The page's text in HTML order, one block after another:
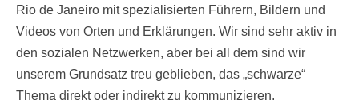
Rio de Janeiro mit spezialisierten Führern, Bildern und
Videos von Orten und Erklärungen. Wir sind sehr aktiv in
den sozialen Netzwerken, aber bei all dem sind wir
unserem Grundsatz treu geblieben, das „schwarze“
Thema direkt oder indirekt zu kommunizieren.